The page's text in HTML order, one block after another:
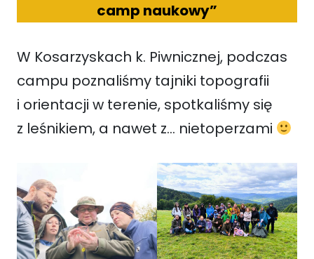
camp naukowy”
W Kosarzyskach k. Piwnicznej, podczas
campu poznaliśmy tajniki topografii
i orientacji w terenie, spotkaliśmy się
z leśnikiem, a nawet z… nietoperzami